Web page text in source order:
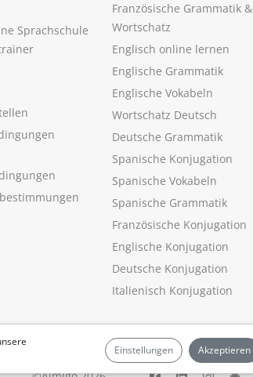
Einstellungen Akzeptieren
Sprachschule
Französische Grammatik &
Wortschatz
Englisch online lernen
Englische Grammatik
Englische Vokabeln
Wortschatz Deutsch
Deutsche Grammatik
Spanische Konjugation
Spanische Vokabeln
Spanische Grammatik
Französische Konjugation
Englische Konjugation
Deutsche Konjugation
Italienisch Konjugation